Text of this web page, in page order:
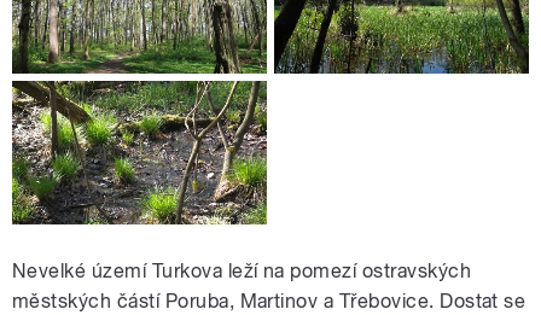
Nevelké území Turkova leží na pomezí ostravských
městských částí Poruba, Martinov a Třebovice. Dostat se